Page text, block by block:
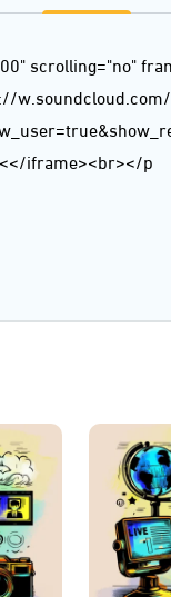
scrolling="no"
</iframe><br></p>